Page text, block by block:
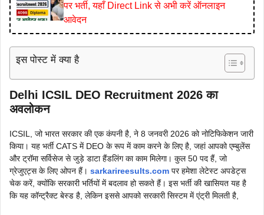
पर भर्ती, यहाँ Direct Link से अभी करें ऑनलाइन
आवेदन
इस पोस्ट में क्या है
Delhi ICSIL DEO Recruitment 2026 का
अवलोकन
ICSIL, जो भारत सरकार की एक कंपनी है, ने 8 जनवरी 2026 को नोटिफिकेशन जारी
किया। यह भर्ती CATS में DEO के रूप में काम करने के लिए है, जहां आपको एम्बुलेंस
और ट्रॉमा सर्विसेज से जुड़े डाटा हैंडलिंग का काम मिलेगा। कुल 50 पद हैं, जो
ग्रेजुएट्स के लिए ओपन हैं। sarkarireesults.com पर हमेशा लेटेस्ट अपडेट्स
चेक करें, क्योंकि सरकारी भर्तियों में बदलाव हो सकते हैं। इस भर्ती की खासियत यह है
कि यह कॉन्ट्रैक्ट बेस्ड है, लेकिन इससे आपको सरकारी सिस्टम में एंट्री मिलती है,